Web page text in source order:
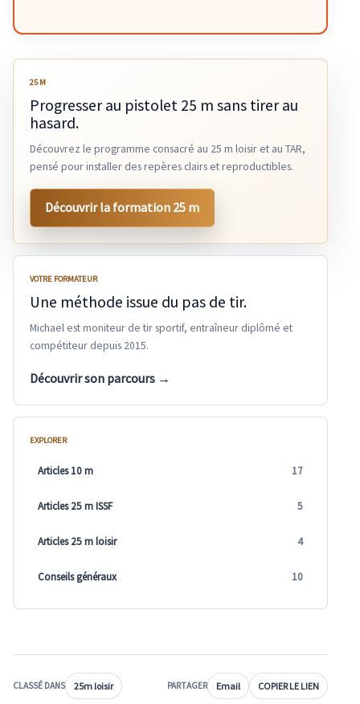
25 M
Progresser au pistolet 25 m sans tirer au
hasard.
Découvrez le programme consacré au 25 m loisir et au TAR,
pensé pour installer des repères clairs et reproductibles.
Découvrir la formation 25 m
VOTRE FORMATEUR
Une méthode issue du pas de tir.
Michael est moniteur de tir sportif, entraîneur diplômé et
compétiteur depuis 2015.
Découvrir son parcours →
EXPLORER
Articles 10 m 17
Articles 25 m ISSF 5
Articles 25 m loisir 4
Conseils généraux 10
CLASSÉ DANS 25m loisir PARTAGER Email COPIER LE LIEN